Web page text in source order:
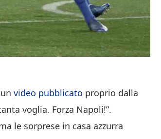
video pubblicato proprio dalla
voglia. Forza Napoli!”.
le sorprese in casa azzurra